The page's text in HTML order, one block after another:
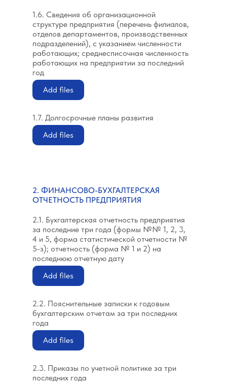
1.6. Сведения об организационной
структуре предприятия (перечень филиалов,
отделов департаментов, производственных
подразделений), с указанием численности
работающих; среднесписочная численность
работающих на предприятии за последний
год
Add files
1.7. Долгосрочные планы развития
Add files
2. ФИНАНСОВО-БУХГАЛТЕРСКАЯ
ОТЧЕТНОСТЬ ПРЕДПРИЯТИЯ
2.1. Бухгалтерская отчетность предприятия
за последние три года (формы №№ 1, 2, 3,
4 и 5, форма статистической отчетности №
5-з); отчетность (форма № 1 и 2) на
последнюю отчетную дату
Add files
2.2. Пояснительные записки к годовым
бухгалтерским отчетам за три последних
года
Add files
2.3. Приказы по учетной политике за три
последних года